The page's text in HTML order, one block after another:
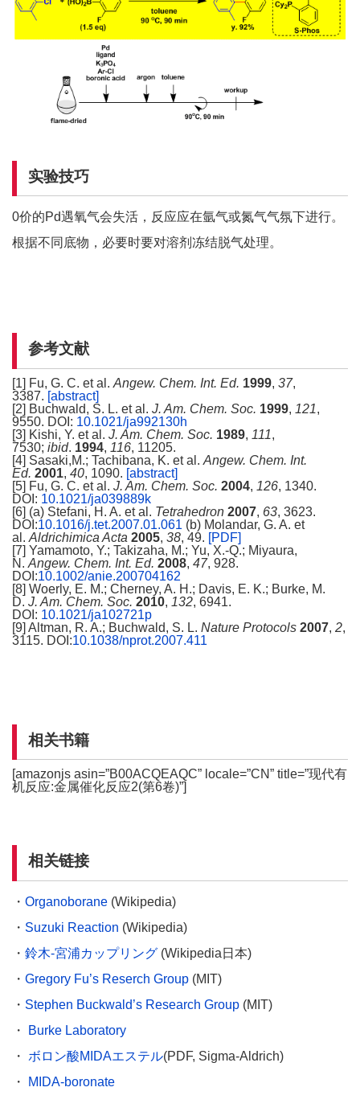
实验技巧
0价的Pd遇氧气会失活，反应应在氩气或氮气气氛下进行。
根据不同底物，必要时要对溶剂冻结脱气处理。
参考文献
[1] Fu, G. C. et al. Angew. Chem. Int. Ed. 1999, 37,
3387. [abstract]
[2] Buchwald, S. L. et al. J. Am. Chem. Soc. 1999, 121,
9550. DOI: 10.1021/ja992130h
[3] Kishi, Y. et al. J. Am. Chem. Soc. 1989, 111,
7530; ibid. 1994, 116, 11205.
[4] Sasaki,M.; Tachibana, K. et al. Angew. Chem. Int.
Ed. 2001, 40, 1090. [abstract]
[5] Fu, G. C. et al. J. Am. Chem. Soc. 2004, 126, 1340.
DOI: 10.1021/ja039889k
[6] (a) Stefani, H. A. et al. Tetrahedron 2007, 63, 3623.
DOI:10.1016/j.tet.2007.01.061 (b) Molandar, G. A. et
al. Aldrichimica Acta 2005, 38, 49. [PDF]
[7] Yamamoto, Y.; Takizaha, M.; Yu, X.-Q.; Miyaura,
N. Angew. Chem. Int. Ed. 2008, 47, 928.
DOI:10.1002/anie.200704162
[8] Woerly, E. M.; Cherney, A. H.; Davis, E. K.; Burke, M.
D. J. Am. Chem. Soc. 2010, 132, 6941.
DOI: 10.1021/ja102721p
[9] Altman, R. A.; Buchwald, S. L. Nature Protocols 2007, 2,
3115. DOI:10.1038/nprot.2007.411
相关书籍
[amazonjs asin=”B00ACQEAQC” locale=”CN” title=”现代有
机反应:金属催化反应2(第6卷)”]
相关链接
・ Organoborane (Wikipedia)
・ Suzuki Reaction (Wikipedia)
・ 鈴木-宮浦カップリング (Wikipedia日本)
・ Gregory Fu’s Reserch Group (MIT)
・ Stephen Buckwald’s Research Group (MIT)
・
Burke Laboratory
・ ボロン酸MIDAエステル(PDF, Sigma-Aldrich)
・
MIDA-boronate